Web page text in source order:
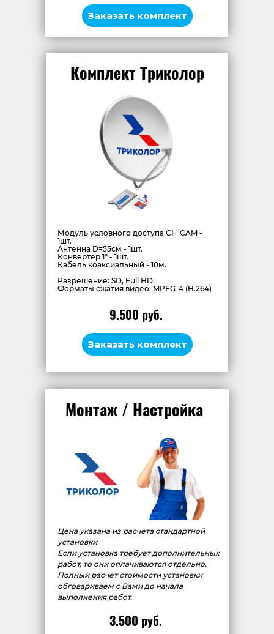
Комплект Триколор
Модуль условного доступа CI+ CAM -
1шт.
Антенна D=55см - 1шт.
Конвертер 1* - 1шт.
Кабель коаксиальный - 10м.
Разрешение: SD, Full HD.
Форматы сжатия видео: MPEG-4 (H.264)
Монтаж / Настройка
9.500 руб.
3.500 руб.
Цена указана из расчета стандартной
установки
Если установка требует дополнительных
работ, то они оплачиваются отдельно.
Полный расчет стоимости установки
обговариваем с Вами до начала
выполнения работ.
Заказать комплект
Заказать комплект